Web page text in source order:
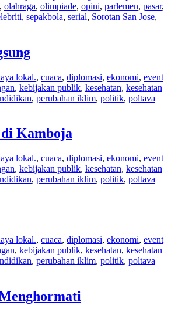
, olahraga, olimpiade, opini, parlemen, pasar,
, sepakbola, serial, Sorotan San Jose,
lokal., cuaca, diplomasi, ekonomi, event
, kebijakan publik, kesehatan, kesehatan
, perubahan iklim, politik, poltava
Kamboja
lokal., cuaca, diplomasi, ekonomi, event
, kebijakan publik, kesehatan, kesehatan
, perubahan iklim, politik, poltava
lokal., cuaca, diplomasi, ekonomi, event
, kebijakan publik, kesehatan, kesehatan
, perubahan iklim, politik, poltava